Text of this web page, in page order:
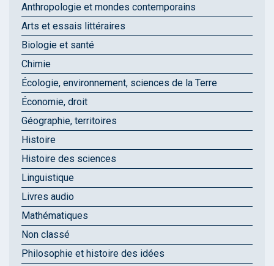
Anthropologie et mondes contemporains
Arts et essais littéraires
Biologie et santé
Chimie
Écologie, environnement, sciences de la Terre
Économie, droit
Géographie, territoires
Histoire
Histoire des sciences
Linguistique
Livres audio
Mathématiques
Non classé
Philosophie et histoire des idées